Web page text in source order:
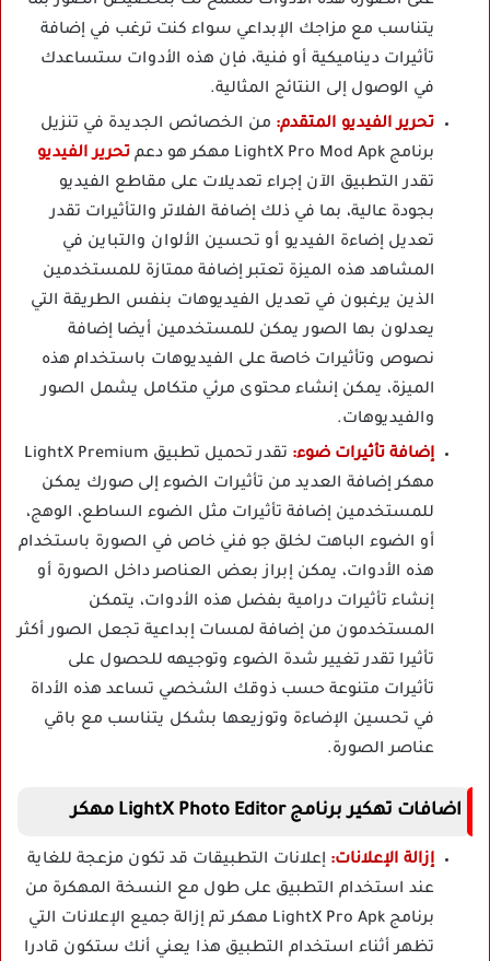
يتناسب مع مزاجك الإبداعي سواء كنت ترغب في إضافة
تأثيرات ديناميكية أو فنية، فإن هذه الأدوات ستساعدك
في الوصول إلى النتائج المثالية.
تحرير الفيديو المتقدم: من الخصائص الجديدة في تنزيل
برنامج LightX Pro Mod Apk مهكر هو دعم
تحرير الفيديو
تقدر التطبيق الآن إجراء تعديلات على مقاطع الفيديو
بجودة عالية، بما في ذلك إضافة الفلاتر والتأثيرات تقدر
تعديل إضاءة الفيديو أو تحسين الألوان والتباين في
المشاهد هذه الميزة تعتبر إضافة ممتازة للمستخدمين
الذين يرغبون في تعديل الفيديوهات بنفس الطريقة التي
يعدلون بها الصور يمكن للمستخدمين أيضا إضافة
نصوص وتأثيرات خاصة على الفيديوهات باستخدام هذه
الميزة، يمكن إنشاء محتوى مرئي متكامل يشمل الصور
والفيديوهات.
إضافة تأثيرات ضوء:
تقدر تحميل تطبيق LightX Premium
مهكر إضافة العديد من تأثيرات الضوء إلى صورك يمكن
للمستخدمين إضافة تأثيرات مثل الضوء الساطع، الوهج،
أو الضوء الباهت لخلق جو فني خاص في الصورة باستخدام
هذه الأدوات، يمكن إبراز بعض العناصر داخل الصورة أو
إنشاء تأثيرات درامية بفضل هذه الأدوات، يتمكن
المستخدمون من إضافة لمسات إبداعية تجعل الصور أكثر
تأثيرا تقدر تغيير شدة الضوء وتوجيهه للحصول على
تأثيرات متنوعة حسب ذوقك الشخصي تساعد هذه الأداة
في تحسين الإضاءة وتوزيعها بشكل يتناسب مع باقي
عناصر الصورة.
اضافات تهكير برنامج LightX Photo Editor مهكر
إزالة الإعلانات: إعلانات التطبيقات قد تكون مزعجة للغاية
عند استخدام التطبيق على طول مع النسخة المهكرة من
برنامج LightX Pro Apk مهكر تم إزالة جميع الإعلانات التي
تظهر أثناء استخدام التطبيق هذا يعني أنك ستكون قادرا